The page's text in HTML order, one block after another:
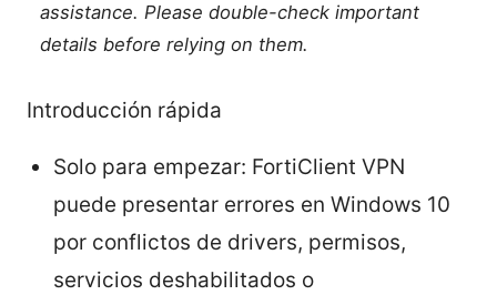
assistance. Please double-check important
details before relying on them.
Introducción rápida
Solo para empezar: FortiClient VPN
puede presentar errores en Windows 10
por conflictos de drivers, permisos,
servicios deshabilitados o